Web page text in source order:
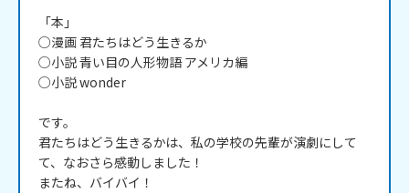
「本」
○漫画 君たちはどう生きるか
○小説 青い目の人形物語 アメリカ編
○小説 wonder
です。
君たちはどう生きるかは、私の学校の先輩が演劇にして
て、なおさら感動しました！
またね、バイバイ！